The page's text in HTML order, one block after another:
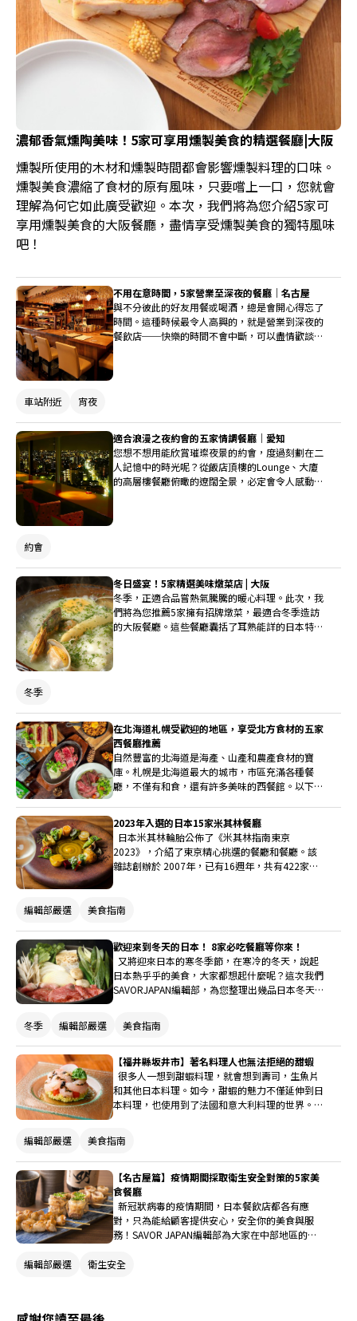
濃郁香氣燻陶美味！5家可享用燻製美食的精選餐廳|大阪
燻製所使用的木材和燻製時間都會影響燻製料理的口味。
燻製美食濃縮了食材的原有風味，只要嚐上一口，您就會
理解為何它如此廣受歡迎。本次，我們將為您介紹5家可
享用燻製美食的大阪餐廳，盡情享受燻製美食的獨特風味
吧！
不用在意時間，5家營業至深夜的餐廳｜名古屋
與不分彼此的好友用餐或喝酒，總是會開心得忘了
時間。這種時候最令人高興的，就是營業到深夜的
餐飲店──快樂的時間不會中斷，可以盡情歡談。
車站附近
宵夜
適合浪漫之夜約會的五家情調餐廳｜愛知
您想不想用能欣賞璀璨夜景的約會，度過刻劃在二
人記憶中的時光呢？從飯店頂樓的Lounge、大廈
的高層樓餐廳俯瞰的遼闊全景，必定會令人感動不
約會
冬日盛宴！5家精選美味燉菜店 | 大阪
冬季，正適合品嘗熱氣騰騰的暖心料理。此次，我
們將為您推薦5家擁有招牌燉菜，最適合冬季造訪
的大阪餐廳。這些餐廳囊括了耳熟能詳的日本特有
冬季
在北海道札幌受歡迎的地區，享受北方食材的五家
西餐廳推薦
自然豐富的北海道是海產、山產和農產食材的寶
庫。札幌是北海道最大的城市，市區充滿各種餐
廳，不僅有和食，還有許多美味的西餐館。以下是
2023年入選的日本15家米其林餐廳
日本米其林輪胎公佈了《米其林指南東京
2023》，介紹了東京精心挑選的餐廳和餐廳。該
雜誌創辦於 2007年，已有16週年，共有422家餐
Mentor Chef Award 和 Service Award 也因突出可
編輯部嚴選 美食指南
歡迎來到冬天的日本！ 8家必吃餐廳等你來！
又將迎來日本的寒冬季節，在寒冷的冬天，說起
日本熱乎乎的美食，大家都想起什麼呢？這次我們
SAVORJAPAN編輯部，為您整理出幾品日本冬天必
冬季
編輯部嚴選 美食指南
【福井縣坂井市】著名料理人也無法拒絕的甜蝦
很多人一想到甜蝦料理，就會想到壽司，生魚片
和其他日本料理。如今，甜蝦的魅力不僅延伸到日
本料理，也使用到了法國和意大利料理的世界。La
編輯部嚴選 美食指南
【名古屋篇】疫情期間採取衛生安全對策的5家美
食餐廳
新冠狀病毒的疫情期間，日本餐飲店都各有應
對，只為能給顧客提供安心，安全你的美食與服
務！SAVOR JAPAN編輯部為大家在中部地區的名
希望能給在特殊期間以及疫情之後來日本旅行時作
編輯部嚴選 衛生安全